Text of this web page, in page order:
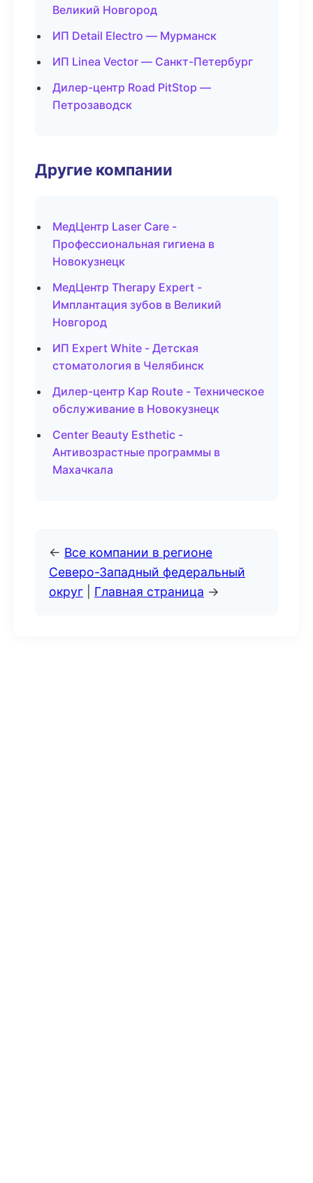
Великий Новгород
ИП Detail Electro — Мурманск
ИП Linea Vector — Санкт-Петербург
Дилер-центр Road PitStop —
Петрозаводск
Другие компании
МедЦентр Laser Care -
Профессиональная гигиена в
Новокузнецк
МедЦентр Therapy Expert -
Имплантация зубов в Великий
Новгород
ИП Expert White - Детская
стоматология в Челябинск
Дилер-центр Кар Route - Техническое
обслуживание в Новокузнецк
Center Beauty Esthetic -
Антивозрастные программы в
Махачкала
← Все компании в регионе
Северо-Западный федеральный
округ
Главная страница →